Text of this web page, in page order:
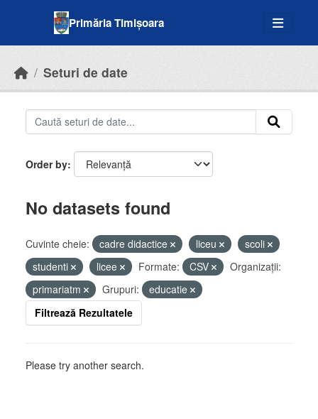
Primăria Timișoara
Seturi de date
Order by
No datasets found
Cuvinte cheie: cadre didactice liceu
scoli
studenti
licee Formate: CSV
Organizații:
primariatm
Grupuri:
educatie
Filtrează Rezultatele
Please try another search.